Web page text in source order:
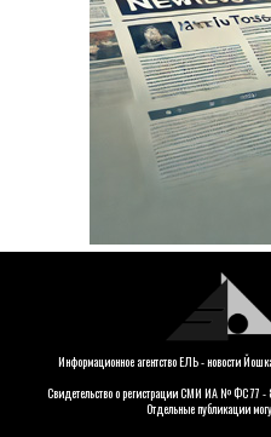
Информационное агентство ЕЛЬ - новости
Свидетельство о регистрации СМИ ИА № ФС 77
Отдельные публикации